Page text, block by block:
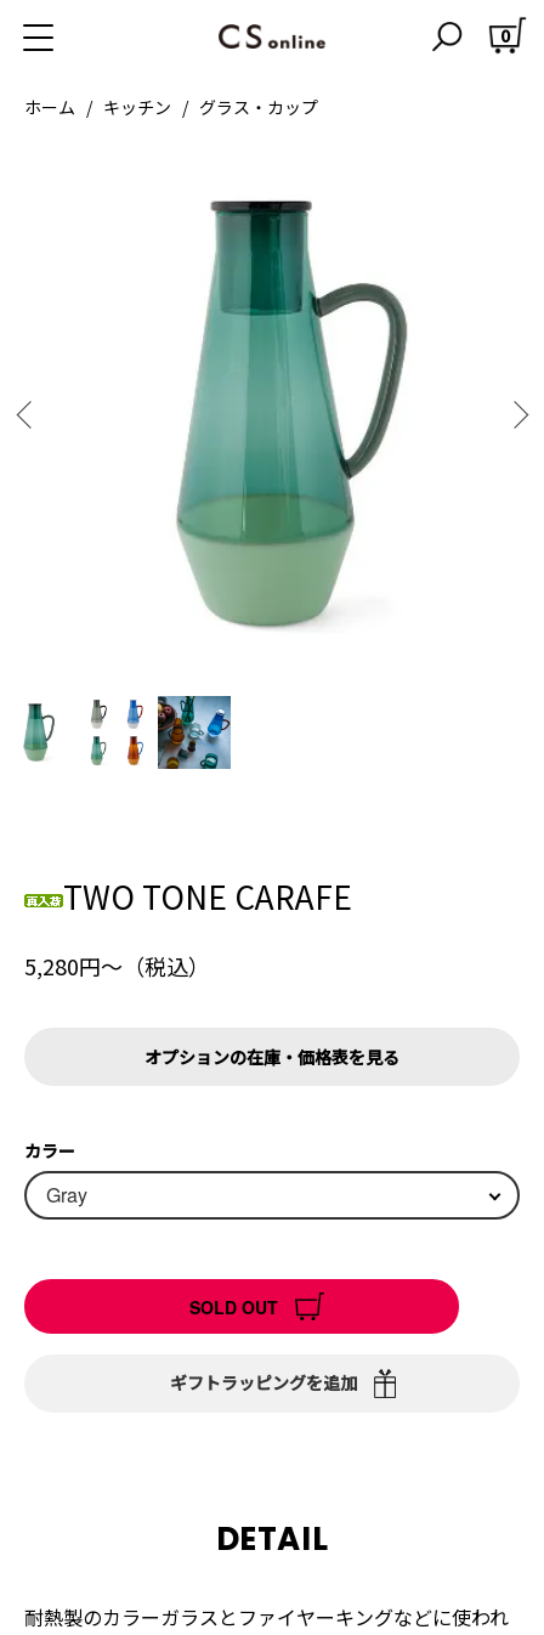
0
ホーム キッチン グラス・カップ
TWO TONE CARAFE
5,280円〜（税込）
オプションの在庫・価格表を見る
カラー
SOLD OUT
ギフトラッピングを追加
DETAIL
耐熱製のカラーガラスとファイヤーキングなどに使われ